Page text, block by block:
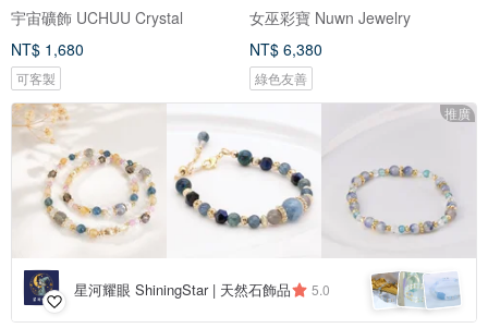
宇宙礦飾 UCHUU Crystal
NT$ 1,680
可客製
女巫彩寶 Nuwn Jewelry
NT$ 6,380
綠色友善
推廣
星河耀眼 ShiningStar | 天然石飾品 5.0